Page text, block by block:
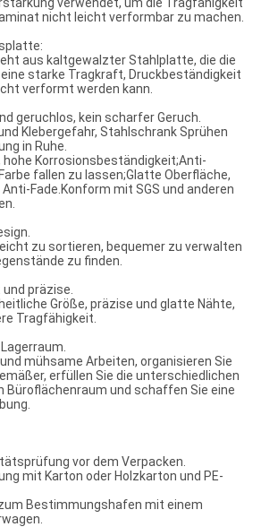
nicht leicht verformbar zu machen.
aus kaltgewalzter Stahlplatte, die die
starke Tragkraft, Druckbeständigkeit
verformt werden kann.
geruchlos, kein scharfer Geruch.
Klebergefahr, Stahlschrank Sprühen
in Ruhe.
hohe Korrosionsbeständigkeit;Anti-
fallen zu lassen;Glatte Oberfläche,
Fade.Konform mit SGS und anderen
zu sortieren, bequemer zu verwalten
zu finden.
präzise.
Größe, präzise und glatte Nähte,
Tragfähigkeit.
mühsame Arbeiten, organisieren Sie
erfüllen Sie die unterschiedlichen
Büroflächenraum und schaffen Sie eine
vor dem Verpacken.
mit Karton oder Holzkarton und PE-
Bestimmungshafen mit einem